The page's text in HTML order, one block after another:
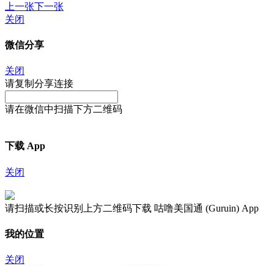
上一张下一张
关闭
微信分享
关闭
请复制分享连接
请在微信中扫描下方二维码
下载 App
关闭
请扫描或长按识别上方二维码下载 咕噜美国通 (Guruin) App
我的位置
关闭